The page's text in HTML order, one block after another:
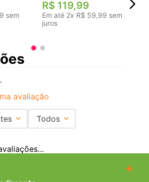
sem
R$
Em até
juros